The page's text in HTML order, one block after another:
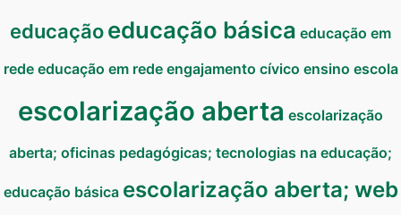
educaçãoeducação básica educação em
rede educação em rede engajamento cívico ensino escola
escolarização aberta escolarização
aberta; oficinas pedagógicas; tecnologias na educação;
educação básica escolarização aberta; web